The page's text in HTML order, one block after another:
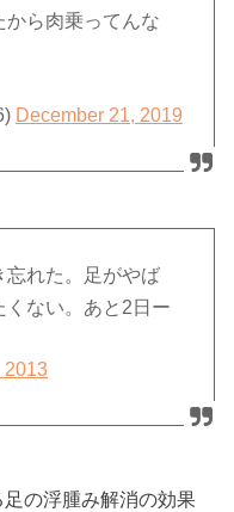
から肉乗ってんな
December 21, 2019
忘れた。足がやば
くない。あと2日ー
2013
の浮腫み解消の効果